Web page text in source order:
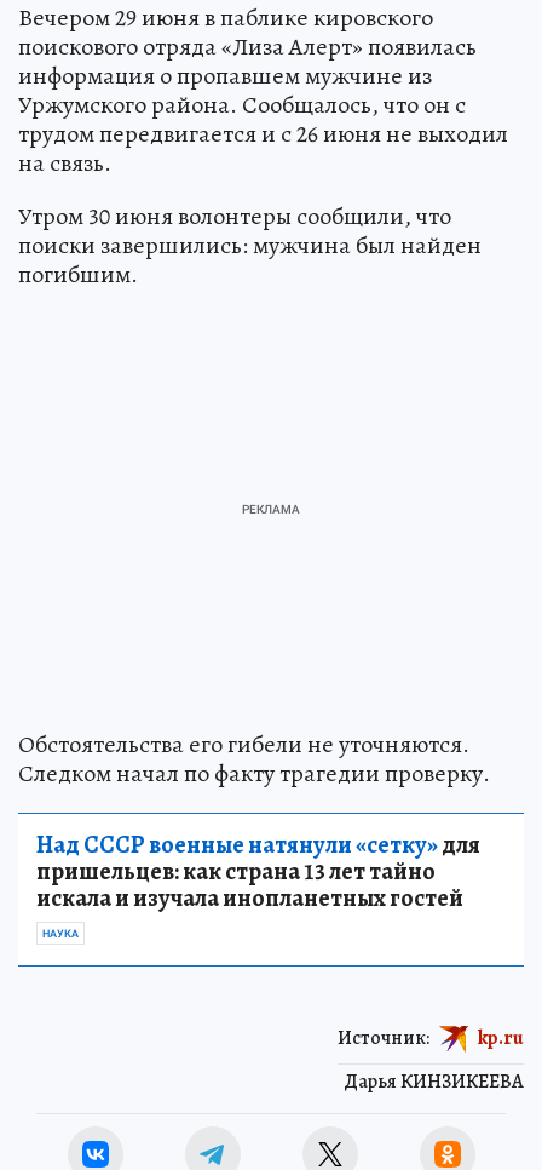
Вечером 29 июня в паблике кировского
поискового отряда «Лиза Алерт» появилась
информация о пропавшем мужчине из
Уржумского района. Сообщалось, что он с
трудом передвигается и с 26 июня не выходил
на связь.
Утром 30 июня волонтеры сообщили, что
поиски завершились: мужчина был найден
погибшим.
Обстоятельства его гибели не уточняются.
Следком начал по факту трагедии проверку.
Над СССР военные натянули «сетку»для
пришельцев: как страна 13 лет тайно
искала и изучала инопланетных гостей
НАУКА
Дарья КИНЗИКЕЕВА
Источник: kp.ru